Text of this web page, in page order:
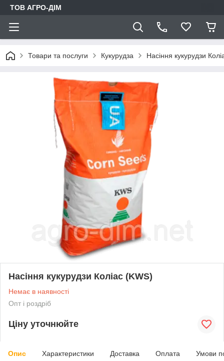
ТОВ АГРО-ДIМ
Товари та послуги Кукурудза Насіння кукурудзи
Насіння кукурудзи Коліас (KWS)
Немає в наявності
Опт і роздріб
Ціну уточнюйте
Опис Характеристики Доставка Оплата Умови